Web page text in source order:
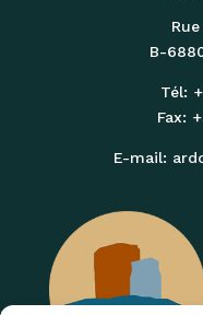
B-
Tél:
Fax:
E-mail: